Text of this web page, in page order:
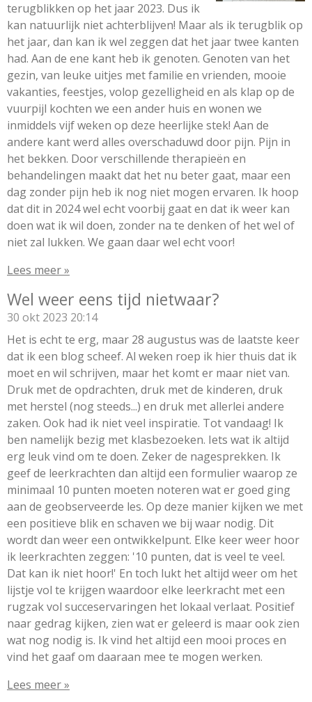
terugblikken op het jaar 2023. Dus ik
kan natuurlijk niet achterblijven! Maar als ik terugblik op
het jaar, dan kan ik wel zeggen dat het jaar twee kanten
had. Aan de ene kant heb ik genoten. Genoten van het
gezin, van leuke uitjes met familie en vrienden, mooie
vakanties, feestjes, volop gezelligheid en als klap op de
vuurpijl kochten we een ander huis en wonen we
inmiddels vijf weken op deze heerlijke stek! Aan de
andere kant werd alles overschaduwd door pijn. Pijn in
het bekken. Door verschillende therapieën en
behandelingen maakt dat het nu beter gaat, maar een
dag zonder pijn heb ik nog niet mogen ervaren. Ik hoop
dat dit in 2024 wel echt voorbij gaat en dat ik weer kan
doen wat ik wil doen, zonder na te denken of het wel of
niet zal lukken. We gaan daar wel echt voor!
Lees meer »
Wel weer eens tijd nietwaar?
30 okt 2023 20:14
Het is echt te erg, maar 28 augustus was de laatste keer
dat ik een blog scheef. Al weken roep ik hier thuis dat ik
moet en wil schrijven, maar het komt er maar niet van.
Druk met de opdrachten, druk met de kinderen, druk
met herstel (nog steeds...) en druk met allerlei andere
zaken. Ook had ik niet veel inspiratie. Tot vandaag! Ik
ben namelijk bezig met klasbezoeken. Iets wat ik altijd
erg leuk vind om te doen. Zeker de nagesprekken. Ik
geef de leerkrachten dan altijd een formulier waarop ze
minimaal 10 punten moeten noteren wat er goed ging
aan de geobserveerde les. Op deze manier kijken we met
een positieve blik en schaven we bij waar nodig. Dit
wordt dan weer een ontwikkelpunt. Elke keer weer hoor
ik leerkrachten zeggen: '10 punten, dat is veel te veel.
Dat kan ik niet hoor!' En toch lukt het altijd weer om het
lijstje vol te krijgen waardoor elke leerkracht met een
rugzak vol succeservaringen het lokaal verlaat. Positief
naar gedrag kijken, zien wat er geleerd is maar ook zien
wat nog nodig is. Ik vind het altijd een mooi proces en
vind het gaaf om daaraan mee te mogen werken.
Lees meer »